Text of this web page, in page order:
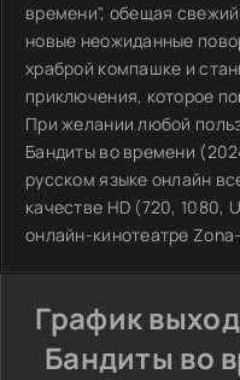
времени", обещая
новые неожиданные
храброй компашке и
приключения, которое
При желании любой
Бандиты во времени
русском языке онлайн
качестве HD (720, 1080,
онлайн-кинотеатре
График
Бандиты во